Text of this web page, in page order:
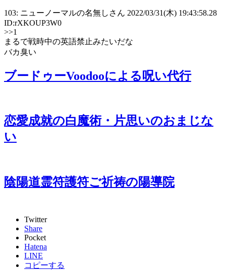
103: ニューノーマルの名無しさん 2022/03/31(木) 19:43:58.28
ID:rXKOUP3W0
>>1
まるで戦時中の英語禁止みたいだな
バカ臭い
ブードゥーVoodooによる呪い代行
恋愛成就の白魔術・片思いのおまじな
い
陰陽道霊符護符ご祈祷の陽導院
Twitter
Share
Pocket
Hatena
LINE
コピーする